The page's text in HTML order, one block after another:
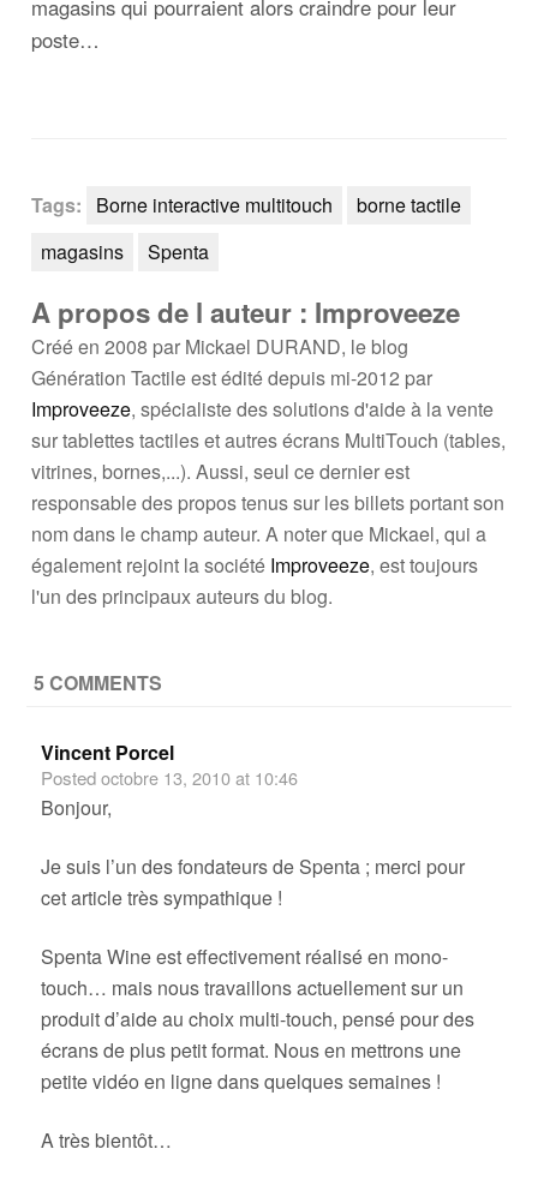
magasins qui pourraient alors craindre pour leur
poste…
Tags: Borne interactive multitouch
borne tactile
magasins
Spenta
A propos de l auteur : Improveeze
Créé en 2008 par Mickael DURAND, le blog
Génération Tactile est édité depuis mi-2012 par
Improveeze, spécialiste des solutions d'aide à la vente
sur tablettes tactiles et autres écrans MultiTouch (tables,
vitrines, bornes,...). Aussi, seul ce dernier est
responsable des propos tenus sur les billets portant son
nom dans le champ auteur. A noter que Mickael, qui a
également rejoint la société Improveeze, est toujours
l'un des principaux auteurs du blog.
5 COMMENTS
Vincent Porcel
Postedoctobre 13, 2010 at 10:46
Bonjour,
Je suis l’un des fondateurs de Spenta ; merci pour
cet article très sympathique !
Spenta Wine est effectivement réalisé en mono-
touch… mais nous travaillons actuellement sur un
produit d’aide au choix multi-touch, pensé pour des
écrans de plus petit format. Nous en mettrons une
petite vidéo en ligne dans quelques semaines !
A très bientôt…